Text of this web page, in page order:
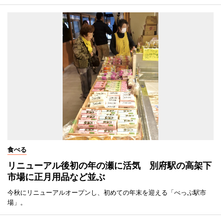
食べる
リニューアル後初の年の瀬に活気 別府駅の高架下
市場に正月用品など並ぶ
今秋にリニューアルオープンし、初めての年末を迎える「べっぷ駅市
場」。